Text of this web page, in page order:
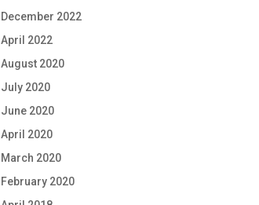
December 2022
April 2022
August 2020
July 2020
June 2020
April 2020
March 2020
February 2020